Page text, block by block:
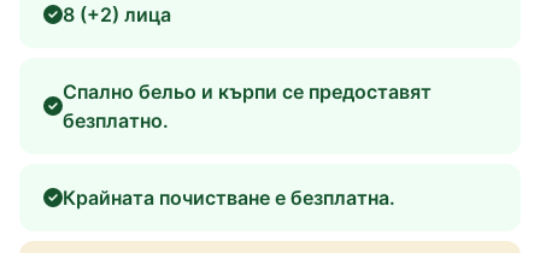
8 (+2) лица
Спално бельо и кърпи се предоставят
безплатно.
Крайната почистване е безплатна.